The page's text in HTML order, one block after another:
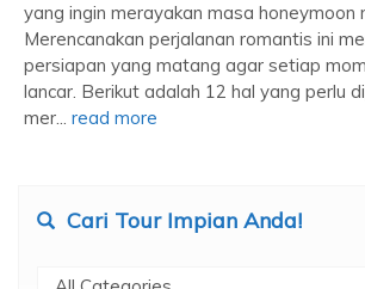
yang ingin merayakan masa honeymoon
Merencanakan perjalanan romantis ini
persiapan yang matang agar setiap
lancar. Berikut adalah 12 hal yang perlu
mer... read more
Cari Tour Impian Anda!